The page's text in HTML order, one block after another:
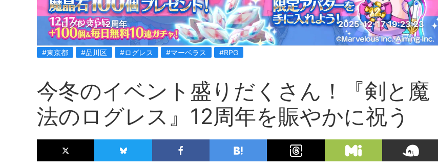
『ログレス』12周年 2025-12-17 19:23:23
#東京都 #品川区 #ログレス #マーベラス #RPG
今冬のイベント盛りだくさん！『剣と魔
法のログレス』12周年を賑やかに祝う